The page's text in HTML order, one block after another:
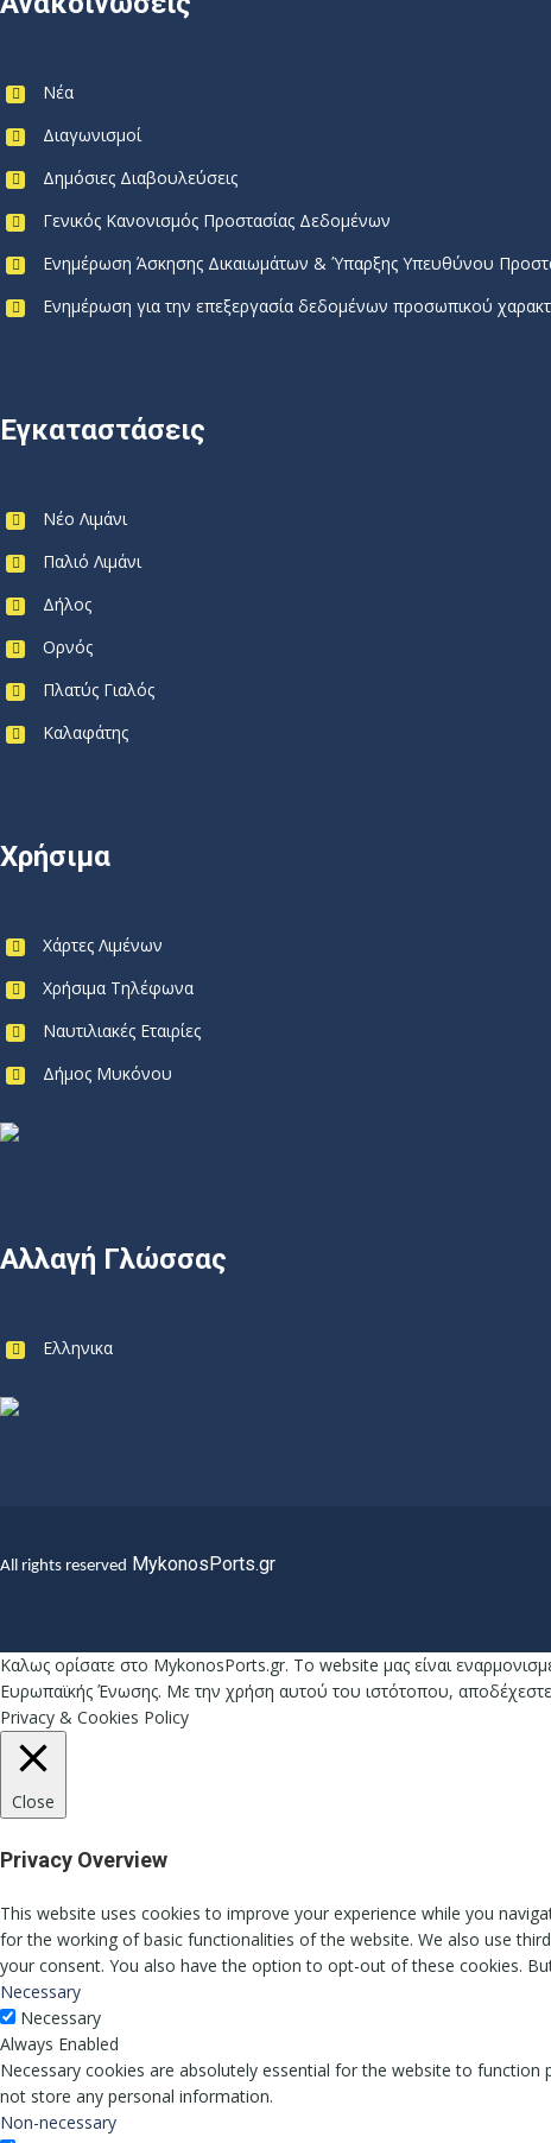
Νέα
Διαγωνισμοί
Δημόσιες Διαβουλεύσεις
Γενικός Κανονισμός Προστασίας Δεδομένων
Ενημέρωση Άσκησης Δικαιωμάτων & Ύπαρξης Υπευθύνου
Ενημέρωση για την επεξεργασία δεδομένων προσωπικού
Εγκαταστάσεις
Νέο Λιμάνι
Παλιό Λιμάνι
Δήλος
Ορνός
Πλατύς Γιαλός
Καλαφάτης
Χρήσιμα
Χάρτες Λιμένων
Χρήσιμα Τηλέφωνα
Ναυτιλιακές Εταιρίες
Δήμος Μυκόνου
Αλλαγή Γλώσσας
Ελληνικα
All rights reserved MykonosPorts.gr
Καλως ορίσατε στο MykonosPorts.gr. Το website μας είναι
Ευρωπαϊκής Ένωσης. Με την χρήση αυτού του ιστότοπου,
Privacy & Cookies Policy
Close
Privacy Overview
This website uses cookies to improve your experience while you
for the working of basic functionalities of the website. We also use
your consent. You also have the option to opt-out of these cookies.
Necessary
Necessary
Always Enabled
Necessary cookies are absolutely essential for the website to
not store any personal information.
Non-necessary